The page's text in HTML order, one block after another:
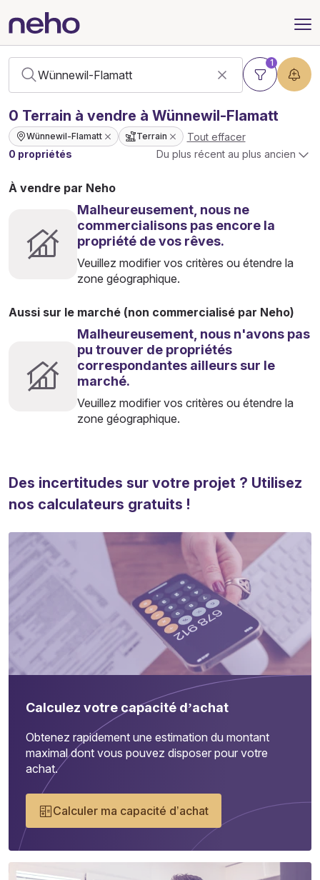
1
0 Terrain à vendre à Wünnewil-Flamatt
Wünnewil-Flamatt Terrain
Tout effacer
0 propriétés
Du plus récent au plus ancien
À vendre par Neho
Malheureusement, nous ne
commercialisons pas encore la
propriété de vos rêves.
Veuillez modifier vos critères ou étendre la
zone géographique.
Aussi sur le marché (non commercialisé par Neho)
Malheureusement, nous n'avons pas
pu trouver de propriétés
correspondantes ailleurs sur le
marché.
Veuillez modifier vos critères ou étendre la
zone géographique.
Des incertitudes sur votre projet ? Utilisez
nos calculateurs gratuits !
Calculez votre capacité d’achat
Obtenez rapidement une estimation du montant
maximal dont vous pouvez disposer pour votre
achat.
Calculer ma capacité d’achat